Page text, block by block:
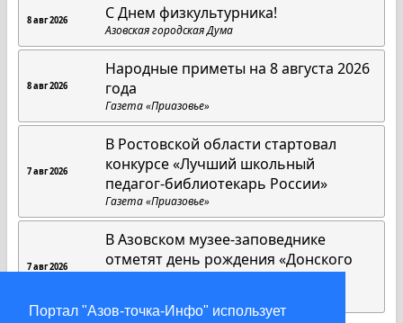
Портал "Азов-точка-Инфо" использует
8 авг 2026 C Днем физкультурника!
Азовская городская Дума
8 авг 2026
Народные приметы на 8 августа 2026
года
Газета «Приазовье»
7 авг 2026
В Ростовской области стартовал
конкурсе «Лучший школьный
педагог-библиотекарь России»
Газета «Приазовье»
7 авг 2026
В Азовском музее-заповеднике
отметят день рождения «Донского